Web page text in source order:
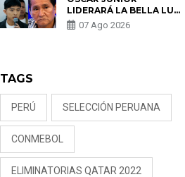
TUMOR”
LIDERARÁ LA BELLA LUZ
TRAS SALIDA DE SU
PADRE POR POLÉMICA
07 Ago 2026
TAGS
PERÚ SELECCIÓN PERUANA
CONMEBOL
ELIMINATORIAS QATAR 2022